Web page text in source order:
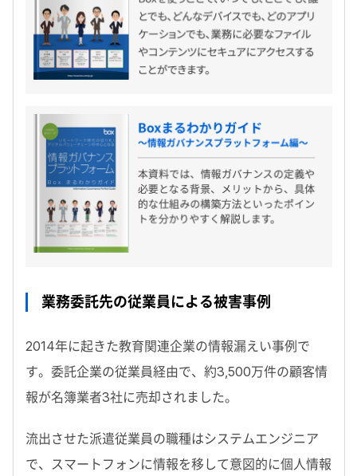
業務委託先の従業員による被害事例
2014年に起きた教育関連企業の情報漏えい事例で
す。委託企業の従業員経由で、約3,500万件の顧客情
報が名簿業者3社に売却されました。
流出させた派遣従業員の職種はシステムエンジニア
で、スマートフォンに情報を移して意図的に個人情報